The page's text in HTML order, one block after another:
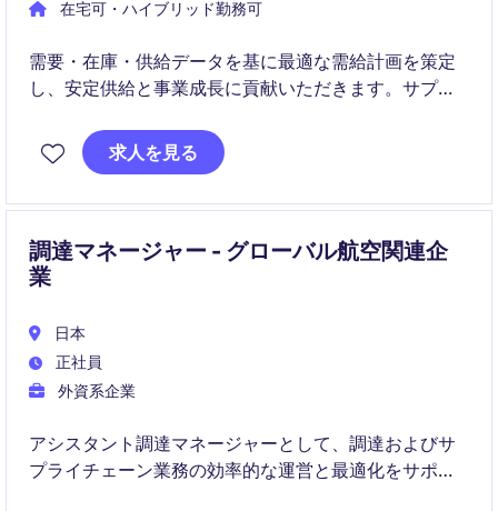
在宅可・ハイブリッド勤務可
需要・在庫・供給データを基に最適な需給計画を策定
し、安定供給と事業成長に貢献いただきます。サプラ
適化に直接インパクトを与えるポジションです。
求人を見る
調達マネージャー - グローバル航空関連企
業
日本
正社員
外資系企業
アシスタント調達マネージャーとして、調達およびサ
プライチェーン業務の効率的な運営と最適化をサポー